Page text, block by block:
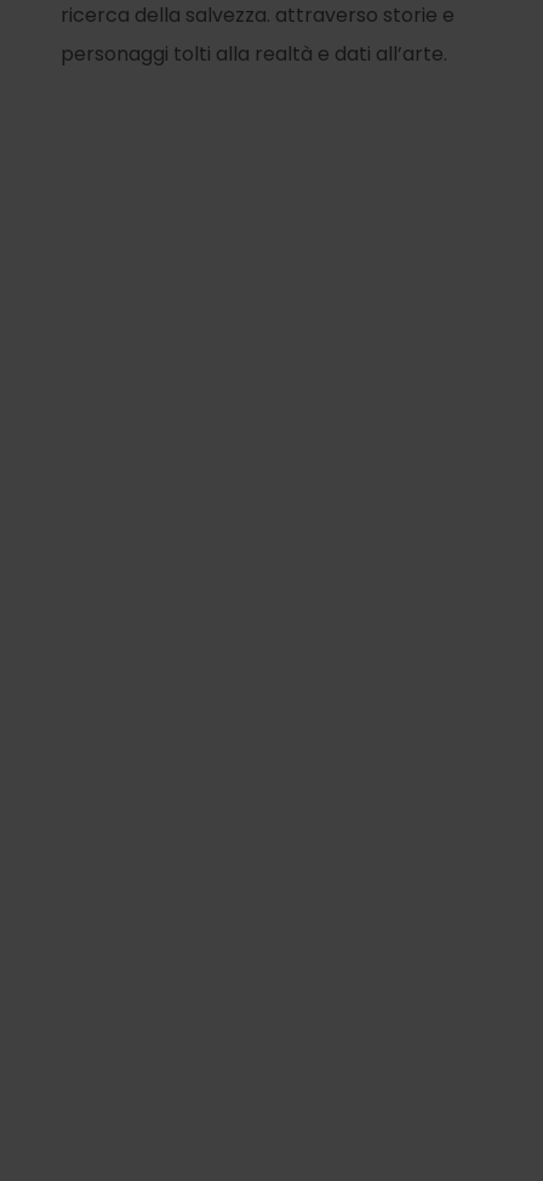
ricerca della salvezza. attraverso storie e
personaggi tolti alla realtà e dati all’arte.